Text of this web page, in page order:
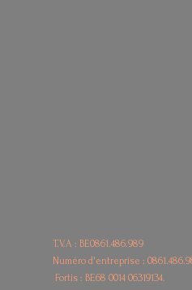
T.V.A : BE0861.486.989
Numéro d'entreprise :
Fortis : BE680014 06319134.